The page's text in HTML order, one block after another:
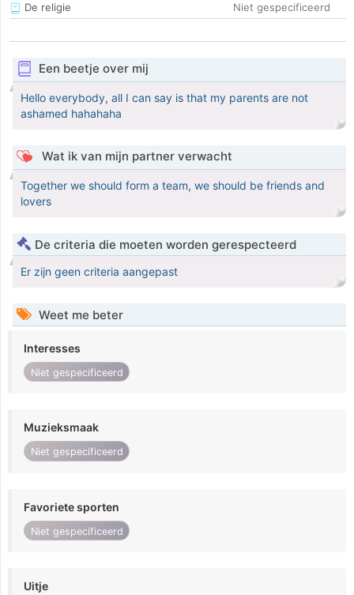
De religie
Niet gespecificeerd
Een beetje over mij
Hello everybody, all I can say is that my parents are not
ashamed hahahaha
Wat ik van mijn partner verwacht
Together we should form a team, we should be friends and
lovers
De criteria die moeten worden gerespecteerd
Er zijn geen criteria aangepast
Weet me beter
Interesses
Niet gespecificeerd
Muzieksmaak
Niet gespecificeerd
Favoriete sporten
Niet gespecificeerd
Uitje